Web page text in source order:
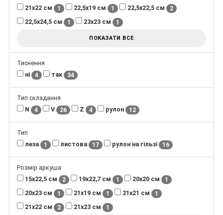
21х22 см 1 22,5х19 см 1 22,5х22,5 см 2
22,5х24,5 см 1 23х23 см 1
ПОКАЗАТИ ВСЕ
Тиснення
ні
4 так 34
Тип складання
N
4 V 26 Z 4 рулон 12
Тип
леза
1 листова 17 рулон на гільзі 16
Розмір аркуша
15х22,5 см
2 19х22,7 см 1 20х20 см 1
20х23 см 1 21х19 см 1 21х21 см 1
21х22 см 2 21х23 см 1